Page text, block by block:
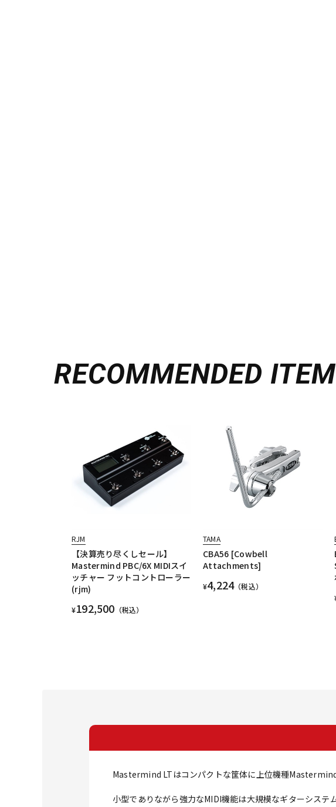
RECOMMENDED
RJM
【決算売り尽くしセール】
Mastermind PBC/6X MIDIスイ
ッチャー フットコントローラー
(rjm)
¥192,500 （税込）
TAMA
CBA56 [Cowbell
Attachments]
¥4,224（税込）
Mastermind LTはコンパクトな筐体に上位機種
小型でありながら強力なMIDI機能は大規模なギターシス